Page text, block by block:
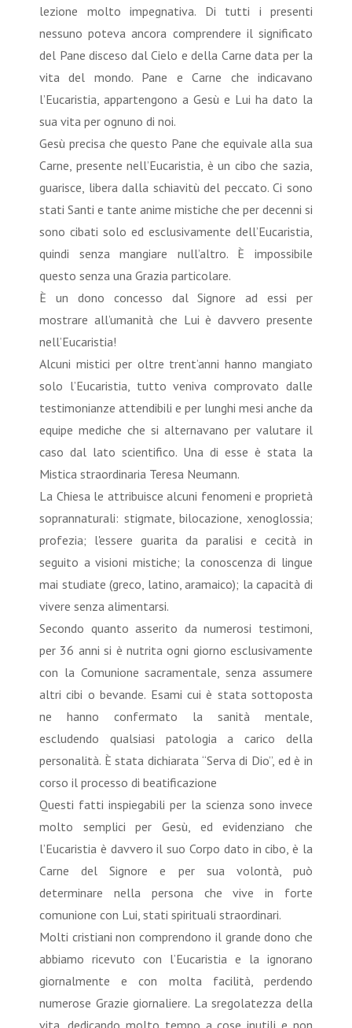
lezione molto impegnativa. Di tutti i presenti
nessuno poteva ancora comprendere il significato
del Pane disceso dal Cielo e della Carne data per la
vita del mondo. Pane e Carne che indicavano
l’Eucaristia, appartengono a Gesù e Lui ha dato la
sua vita per ognuno di noi.
Gesù precisa che questo Pane che equivale alla sua
Carne, presente nell’Eucaristia, è un cibo che sazia,
guarisce, libera dalla schiavitù del peccato. Ci sono
stati Santi e tante anime mistiche che per decenni si
sono cibati solo ed esclusivamente dell’Eucaristia,
quindi senza mangiare null’altro. È impossibile
questo senza una Grazia particolare.
È un dono concesso dal Signore ad essi per
mostrare all’umanità che Lui è davvero presente
nell’Eucaristia!
Alcuni mistici per oltre trent’anni hanno mangiato
solo l’Eucaristia, tutto veniva comprovato dalle
testimonianze attendibili e per lunghi mesi anche da
equipe mediche che si alternavano per valutare il
caso dal lato scientifico. Una di esse è stata la
Mistica straordinaria Teresa Neumann.
La Chiesa le attribuisce alcuni fenomeni e proprietà
soprannaturali: stigmate, bilocazione, xenoglossia;
profezia; l'essere guarita da paralisi e cecità in
seguito a visioni mistiche; la conoscenza di lingue
mai studiate (greco, latino, aramaico); la capacità di
vivere senza alimentarsi.
Secondo quanto asserito da numerosi testimoni,
per 36 anni si è nutrita ogni giorno esclusivamente
con la Comunione sacramentale, senza assumere
altri cibi o bevande. Esami cui è stata sottoposta
ne hanno confermato la sanità mentale,
escludendo qualsiasi patologia a carico della
personalità. È stata dichiarata “Serva di Dio”, ed è in
corso il processo di beatificazione
Questi fatti inspiegabili per la scienza sono invece
molto semplici per Gesù, ed evidenziano che
l’Eucaristia è davvero il suo Corpo dato in cibo, è la
Carne del Signore e per sua volontà, può
determinare nella persona che vive in forte
comunione con Lui, stati spirituali straordinari.
Molti cristiani non comprendono il grande dono che
abbiamo ricevuto con l’Eucaristia e la ignorano
giornalmente e con molta facilità, perdendo
numerose Grazie giornaliere. La sregolatezza della